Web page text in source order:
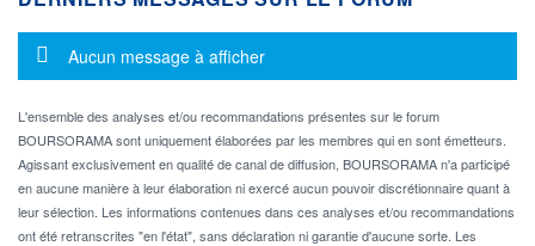
Message d'information
Aucun message à afficher
L'ensemble des analyses et/ou recommandations présentes sur le forum
BOURSORAMA sont uniquement élaborées par les membres qui en sont émetteurs.
Agissant exclusivement en qualité de canal de diffusion, BOURSORAMA n'a participé
en aucune manière à leur élaboration ni exercé aucun pouvoir discrétionnaire quant à
leur sélection. Les informations contenues dans ces analyses et/ou recommandations
ont été retranscrites "en l'état", sans déclaration ni garantie d'aucune sorte. Les